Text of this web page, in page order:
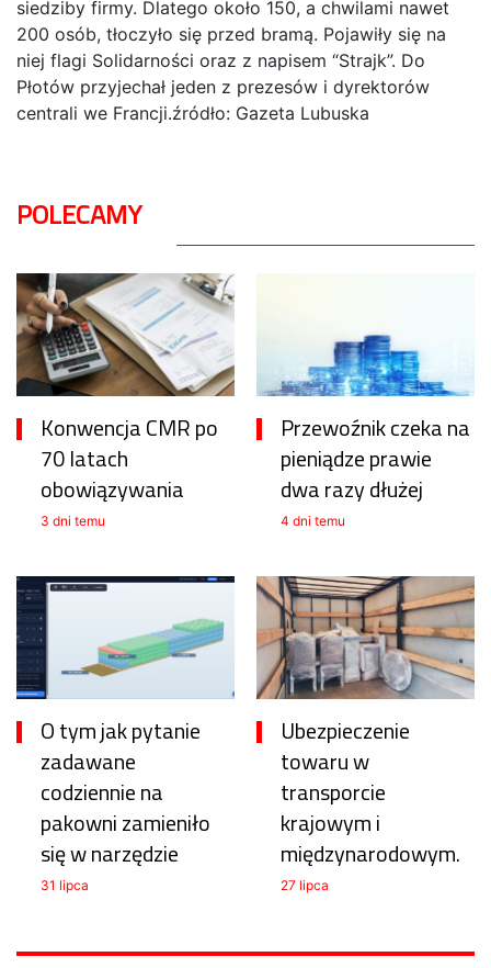
siedziby firmy. Dlatego około 150, a chwilami nawet
200 osób, tłoczyło się przed bramą. Pojawiły się na
niej flagi Solidarności oraz z napisem “Strajk”. Do
Płotów przyjechał jeden z prezesów i dyrektorów
centrali we Francji.źródło: Gazeta Lubuska
POLECAMY
Konwencja CMR po
70 latach
obowiązywania
3 dni temu
Przewoźnik czeka na
pieniądze prawie
dwa razy dłużej
4 dni temu
O tym jak pytanie
zadawane
codziennie na
pakowni zamieniło
się w narzędzie
31 lipca
Ubezpieczenie
towaru w
transporcie
krajowym i
międzynarodowym.
27 lipca